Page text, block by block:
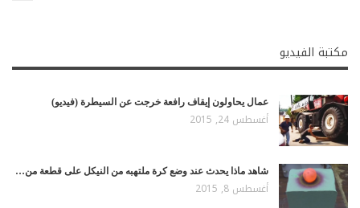
مكتبة الفيديو
عمال يحاولون إيقاف رافعة خرجت عن السيطرة (فيديو)
أغسطس 24, 2015
شاهد ماذا يحدث عند وضع كرة ملتهبه من النيكل على قطعة من…
أغسطس 8, 2015